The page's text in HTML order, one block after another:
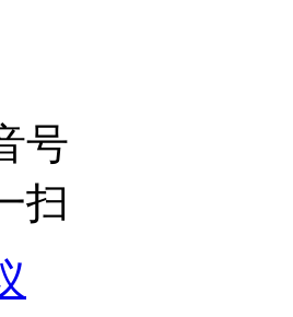
号
扫